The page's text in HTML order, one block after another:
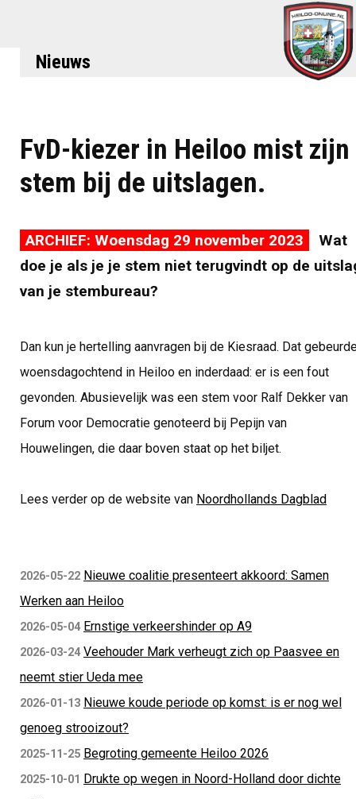
Nieuws
FvD-kiezer in Heiloo mist zijn
stem bij de uitslagen.
ARCHIEF: Woensdag 29 november 2023
Wat
doe je als je je stem niet terugvindt op de
van je stembureau?
Dan kun je hertelling aanvragen bij de Kiesraad. Dat
woensdagochtend in Heiloo en inderdaad: er is een fout
gevonden. Abusievelijk was een stem voor Ralf Dekker van
Forum voor Democratie genoteerd bij Pepijn van
Houwelingen, die daar boven staat op het biljet.
Lees verder op de website van Noordhollands Dagblad
2026-05-22 Nieuwe coalitie presenteert akkoord: Samen
Werken aan Heiloo
2026-05-04 Ernstige verkeershinder op A9
2026-03-24 Veehouder Mark verheugt zich op Paasvee en
neemt stier Ueda mee
2026-01-13 Nieuwe koude periode op komst: is er nog wel
genoeg strooizout?
2025-11-25 Begroting gemeente Heiloo 2026
2025-10-01 Drukte op wegen in Noord-Holland door dichte